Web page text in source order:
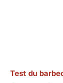
Test du